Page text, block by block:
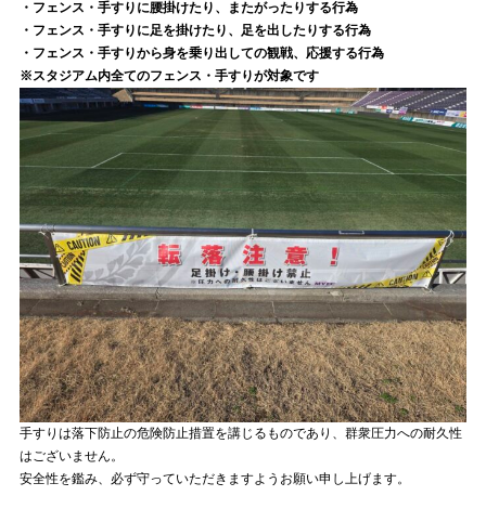
・フェンス・手すりに腰掛けたり、またがったりする行為
・フェンス・手すりに足を掛けたり、足を出したりする行為
・フェンス・手すりから身を乗り出しての観戦、応援する行為
※スタジアム内全てのフェンス・手すりが対象です
手すりは落下防止の危険防止措置を講じるものであり、群衆圧力への耐久性
はございません。
安全性を鑑み、必ず守っていただきますようお願い申し上げます。